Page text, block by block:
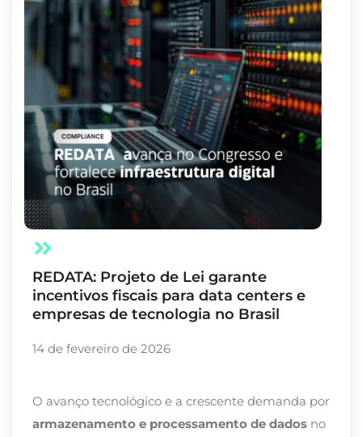
REDATA: Projeto de Lei garante
incentivos fiscais para data centers e
empresas de tecnologia no Brasil
14 de fevereiro de 2026
O avanço tecnológico e a crescente demanda por
armazenamento e processamento de dados no